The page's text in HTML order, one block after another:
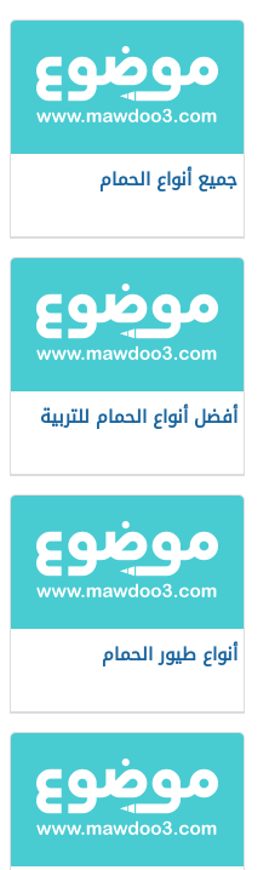
جميع أنواع الحمام
أفضل أنواع الحمام للتربية
أنواع طيور الحمام